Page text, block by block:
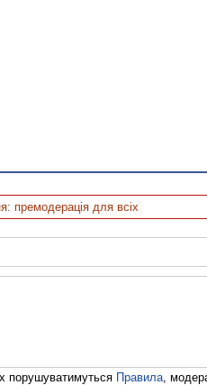
премодерація для всіх
порушуватимуться Правила,